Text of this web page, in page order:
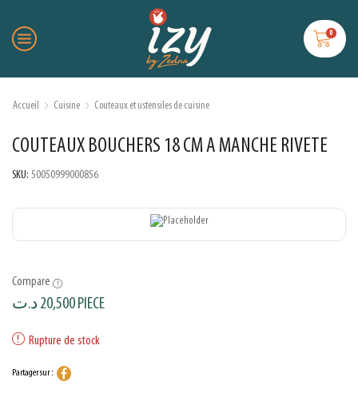
0
Accueil Cuisine Couteaux et ustensiles de cuisine
COUTEAUX BOUCHERS 18 CM A MANCHE RIVETE
SKU: 50050999000856
Compare
20,500د.ت PIECE
Rupture de stock
Partager sur :